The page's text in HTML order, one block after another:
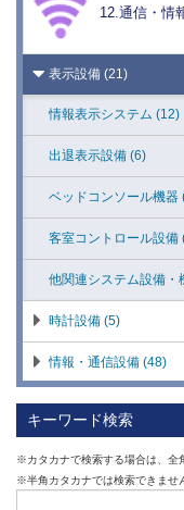
12.通信・情
ITV/CCTV設備 (14)
表示設備 (21)
情報表示システム (12)
出退表示設備 (6)
ベッドコンソール機器
客室コントロール設備
他関連システム設備・
時計設備 (5)
情報・通信設備 (48)
車路管制装置 (13)
音響機器類 (8)
キーワード検索
※カタカナで検索する場合は、全
※半角カタカナでは検索できませ